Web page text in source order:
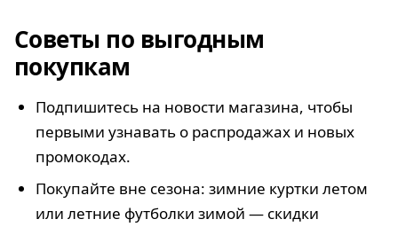
Советы по выгодным
покупкам
Подпишитесь на новости магазина, чтобы
первыми узнавать о распродажах и новых
промокодах.
Покупайте вне сезона: зимние куртки летом
или летние футболки зимой — скидки